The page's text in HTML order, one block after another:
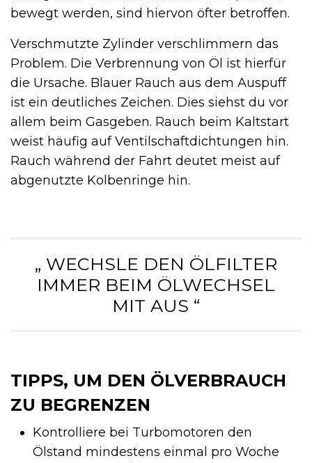
bewegt werden, sind hiervon öfter betroffen.
Verschmutzte Zylinder verschlimmern das
Problem. Die Verbrennung von Öl ist hierfür
die Ursache. Blauer Rauch aus dem Auspuff
ist ein deutliches Zeichen. Dies siehst du vor
allem beim Gasgeben. Rauch beim Kaltstart
weist häufig auf Ventilschaftdichtungen hin.
Rauch während der Fahrt deutet meist auf
abgenutzte Kolbenringe hin.
„ WECHSLE DEN ÖLFILTER
IMMER BEIM ÖLWECHSEL
MIT AUS “
TIPPS, UM DEN ÖLVERBRAUCH
ZU BEGRENZEN
Kontrolliere bei Turbomotoren den
Ölstand mindestens einmal pro Woche